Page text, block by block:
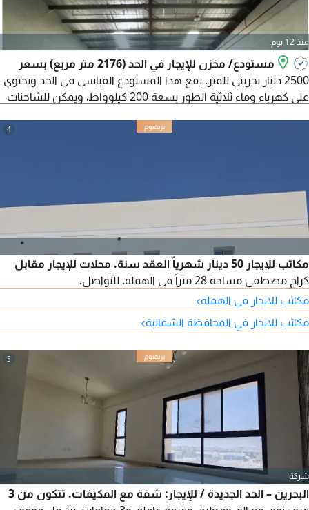
منذ 12 يوم
مستودع/ مخزن للإيجار في الحد (2176 متر مربع) بسعر
2500 دينار بحريني للمتر. يقع هذا المستودع القياسي في الحد ويحتوي
على كهرباء وماء ثلاثية الطور بسعة 200 كيلوواط، ويمكن للشاحنات
4
مكاتب للإيجار 50 دينار شهرياً العقد سنة. محلات للإيجار مقابل
كراج مصطفى مساحة 28 متراً في الهملة. للتواصل.
مكاتب للايجار في الهملة›
مكاتب للايجار في المحافظة الشمالية›
5
شركة
البحرين – الحد الجديدة / للإيجار: شقة مع المكيفات. تتكون من 3